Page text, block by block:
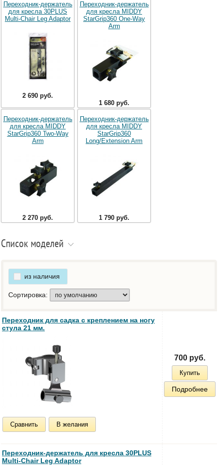
Переходник-держатель
для кресла 30PLUS
Multi-Chair Leg Adaptor
2 690 руб.
Переходник-держатель
для кресла MIDDY
StarGrip360 One-Way
Arm
1 680 руб.
Переходник-держатель
для кресла MIDDY
StarGrip360 Two-Way
Arm
2 270 руб.
Переходник-держатель
для кресла MIDDY
StarGrip360
Long/Extension Arm
1 790 руб.
Список моделей
из наличия
Сортировка:
Переходник для садка с креплением на ногу
стула 21 мм.
Сравнить В желания
700 руб.
Купить
Подробнее
Переходник-держатель для кресла 30PLUS
Multi-Chair Leg Adaptor